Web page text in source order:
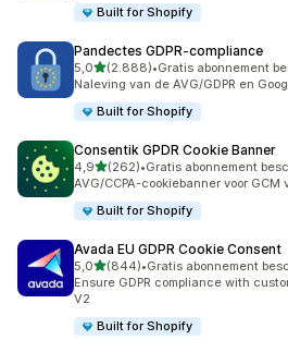
Built for Shopify
Pandectes GDPR‑compliance
5,0van 5 sterren
(2.888)
2888 recensies in totaal
•Gratis abonnement
Naleving van de AVG/GDPR en
Built for Shopify
Consentik GPDR Cookie Banner
4,9van 5 sterren
(262)
262 recensies in totaal
•Gratis abonnement
AVG/CCPA-cookiebanner voor GCM
Built for Shopify
Avada EU GDPR Cookie Consent
5,0van 5 sterren
(844)
844 recensies in totaal
•Gratis abonnement
Ensure GDPR compliance with
V2
Built for Shopify